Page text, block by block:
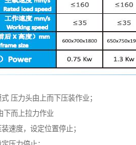
压力头由上而下压装作业；
下而上拉力作业
速度，设定位置停止；